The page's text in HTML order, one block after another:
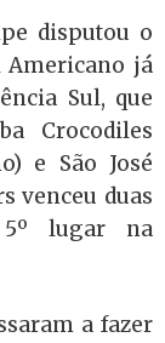
disputou o
Americano já
Sul, que
Crocodiles
e São José
venceu duas
lugar na
a fazer